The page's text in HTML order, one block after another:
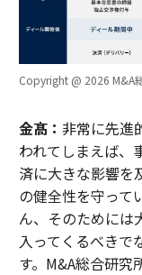
Copyright @ 2026 M&A
金髙： 非常に先進
われてしまえば、
済に大きな影響を
の健全性を守って
ん、そのためには
入ってくるべきで
す。M&A総合研究